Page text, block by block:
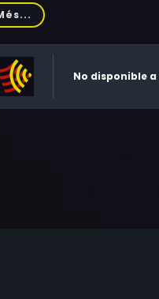
un gran esportista.
No disponible